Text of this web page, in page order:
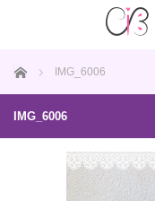
ホーム IMG_6006
IMG_6006